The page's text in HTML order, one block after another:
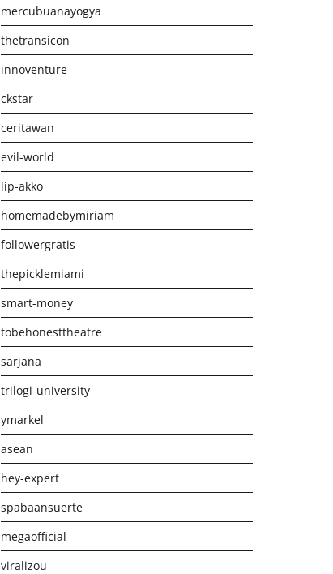
mercubuanayogya
thetransicon
innoventure
ckstar
ceritawan
evil-world
lip-akko
homemadebymiriam
followergratis
thepicklemiami
smart-money
tobehonesttheatre
sarjana
trilogi-university
ymarkel
asean
hey-expert
spabaansuerte
megaofficial
viralizou